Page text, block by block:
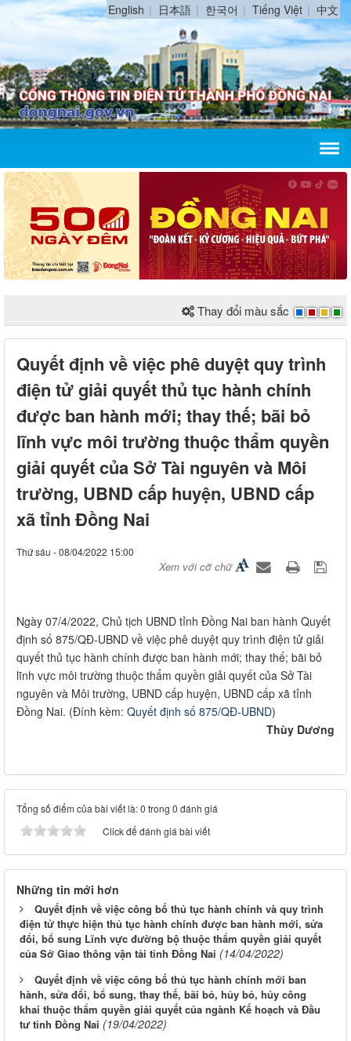
English 日本語 한국어 Tiếng Việt 中文
Thay đổi màu sắc
Quyết định về việc phê duyệt quy trình
điện tử giải quyết thủ tục hành chính
được ban hành mới; thay thế; bãi bỏ
lĩnh vực môi trường thuộc thẩm quyền
giải quyết của Sở Tài nguyên và Môi
trường, UBND cấp huyện, UBND cấp
xã tỉnh Đồng Nai
Thứ sáu - 08/04/2022 15:00
Xem với cỡ chữ
​Ngày 07/4/2022, Chủ tịch UBND tỉnh Đồng Nai ban hành Quyết
định số 875/QĐ-UBND về việc phê duyệt quy trình điện tử giải
quyết thủ tục hành chính được ban hành mới; thay thế; bãi bỏ
lĩnh vực môi trường thuộc thẩm quyền giải quyết của Sở Tài
nguyên và Môi trường, UBND cấp huyện, UBND cấp xã tỉnh
Đồng Nai. (Đính kèm: Quyết định số 875/QĐ-UBND)
Thùy Dương
Tổng số điểm của bài viết là: 0 trong 0 đánh giá
Click để đánh giá bài viết
Những tin mới hơn
Quyết định về việc công bố thủ tục hành chính và quy trình
điện tử thực hiện thủ tục hành chính được ban hành mới, sửa
đổi, bổ sung Lĩnh vực đường bộ thuộc thẩm quyền giải quyết
của Sở Giao thông vận tải tỉnh Đồng Nai (14/04/2022)
Quyết định về việc công bố thủ tục hành chính mới ban
hành, sửa đổi, bổ sung, thay thế, bãi bỏ, hủy bỏ, hủy công
khai thuộc thẩm quyền giải quyết của ngành Kế hoạch và Đầu
tư tỉnh Đồng Nai (19/04/2022)